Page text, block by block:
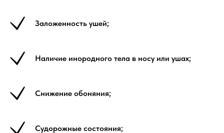
Заложенность ушей;
Наличие инородного тела в носу или ушах;
Снижение обоняния;
Судорожные состояния;